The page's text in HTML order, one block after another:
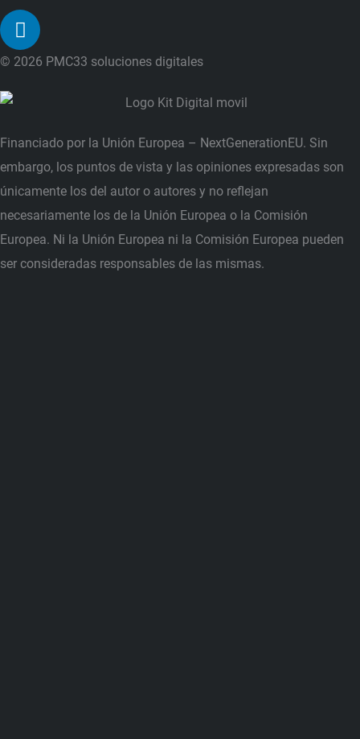
L
i
n
i
n
© 2026 PMC33 soluciones digitales
Financiado por la Unión Europea – NextGenerationEU. Sin
embargo, los puntos de vista y las opiniones expresadas son
únicamente los del autor o autores y no reflejan
necesariamente los de la Unión Europea o la Comisión
Europea. Ni la Unión Europea ni la Comisión Europea pueden
ser consideradas responsables de las mismas.